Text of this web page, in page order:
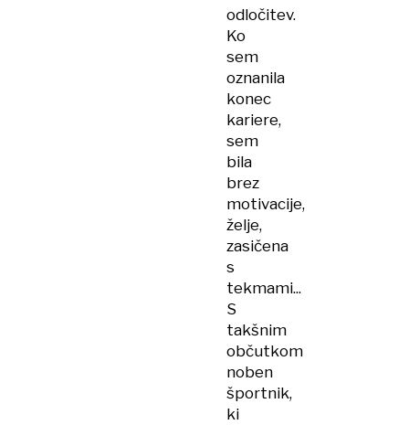
odločitev.
Ko
sem
oznanila
konec
kariere,
sem
bila
brez
motivacije,
želje,
zasičena
s
tekmami...
S
takšnim
občutkom
noben
športnik,
ki